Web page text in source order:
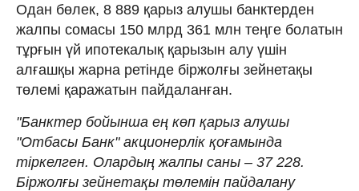
Одан бөлек, 8 889 қарыз алушы банктерден
жалпы сомасы 150 млрд 361 млн теңге болатын
тұрғын үй ипотекалық қарызын алу үшін
алғашқы жарна ретінде біржолғы зейнетақы
төлемі қаражатын пайдаланған.
"Банктер бойынша ең көп қарыз алушы
"Отбасы Банк" акционерлік қоғамында
тіркелген. Олардың жалпы саны – 37 228.
Біржолғы зейнетақы төлемін пайдалану